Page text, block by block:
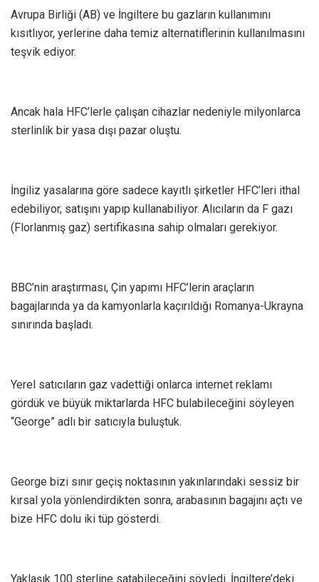
Avrupa Birliği (AB) ve İngiltere bu gazların kullanımını
kısıtlıyor, yerlerine daha temiz alternatiflerinin kullanılmasını
teşvik ediyor.
Ancak hala HFC’lerle çalışan cihazlar nedeniyle milyonlarca
sterlinlik bir yasa dışı pazar oluştu.
İngiliz yasalarına göre sadece kayıtlı şirketler HFC’leri ithal
edebiliyor, satışını yapıp kullanabiliyor. Alıcıların da F gazı
(Florlanmış gaz) sertifikasına sahip olmaları gerekiyor.
BBC’nin araştırması, Çin yapımı HFC’lerin araçların
bagajlarında ya da kamyonlarla kaçırıldığı Romanya-Ukrayna
sınırında başladı.
Yerel satıcıların gaz vadettiği onlarca internet reklamı
gördük ve büyük miktarlarda HFC bulabileceğini söyleyen
“George” adlı bir satıcıyla buluştuk.
George bizi sınır geçiş noktasının yakınlarındaki sessiz bir
kırsal yola yönlendirdikten sonra, arabasının bagajını açtı ve
bize HFC dolu iki tüp gösterdi.
Yaklaşık 100 sterline satabileceğini söyledi. İngiltere’deki